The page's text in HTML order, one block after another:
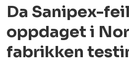
Da Sanipex-
oppdaget i
fabrikken